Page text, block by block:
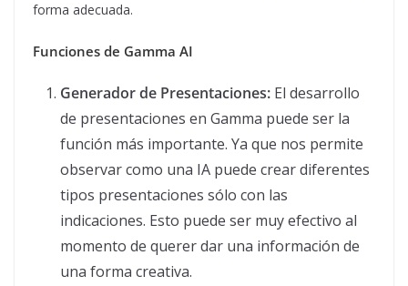
forma adecuada.
Funciones de Gamma AI
Generador de Presentaciones: El desarrollo
de presentaciones en Gamma puede ser la
función más importante. Ya que nos permite
observar como una IA puede crear diferentes
tipos presentaciones sólo con las
indicaciones. Esto puede ser muy efectivo al
momento de querer dar una información de
una forma creativa.